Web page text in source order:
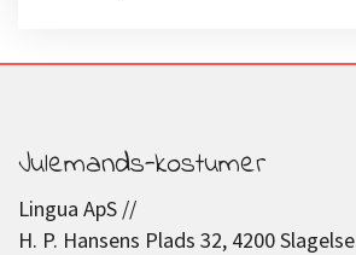
Julemands-kostumer
Lingua ApS //
H. P. Hansens Plads 32, 4200 Slagelse